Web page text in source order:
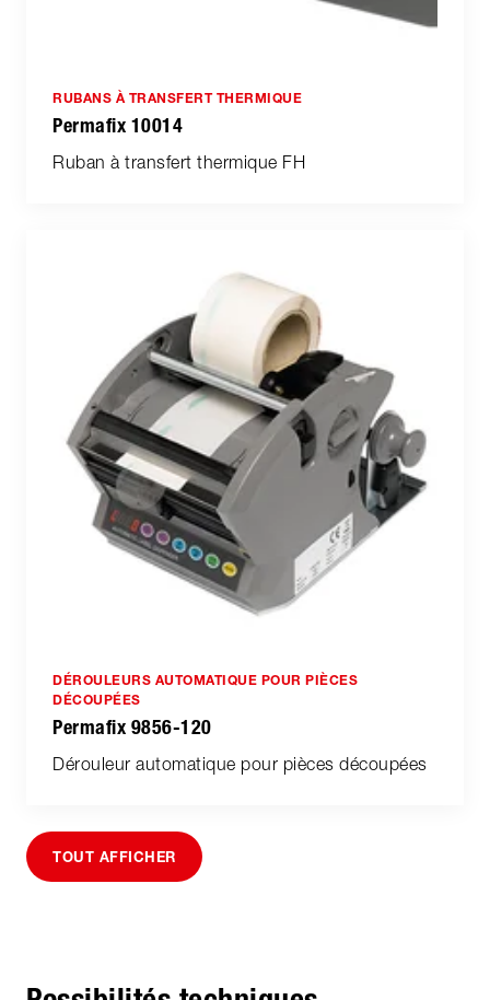
RUBANS À TRANSFERT THERMIQUE
Permafix 10014
Ruban à transfert thermique FH
DÉROULEURS AUTOMATIQUE POUR PIÈCES
DÉCOUPÉES
Permafix 9856-120
Dérouleur automatique pour pièces découpées
TOUT AFFICHER